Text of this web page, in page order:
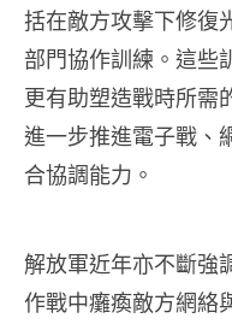
括在敵方攻擊下修復
部門協作訓練。這些
更有助塑造戰時所需
進一步推進電子戰、
合協調能力。
解放軍近年亦不斷強
作戰中癱瘓敵方網絡